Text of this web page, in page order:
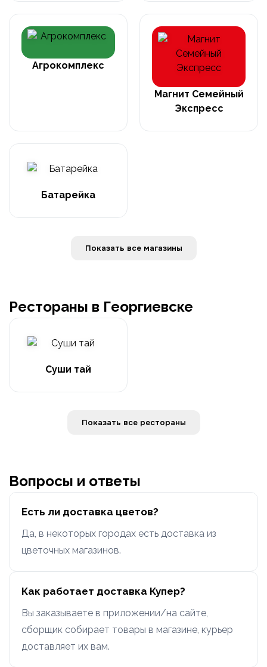
Агрокомплекс
Магнит Семейный
Экспресс
Батарейка
Показать все магазины
Рестораны в Георгиевске
Суши тай
Показать все рестораны
Вопросы и ответы
Есть ли доставка цветов?
Да, в некоторых городах есть доставка из
цветочных магазинов.
Как работает доставка Купер?
Вы заказываете в приложении/на сайте,
сборщик собирает товары в магазине, курьер
доставляет их вам.